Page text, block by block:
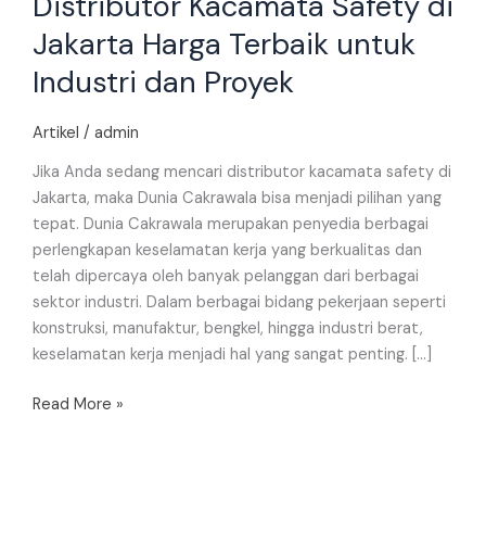
Jakarta Harga Terbaik untuk
Industri dan Proyek
Artikel / admin
Jika Anda sedang mencari distributor kacamata safety di
Jakarta, maka Dunia Cakrawala bisa menjadi pilihan yang
tepat. Dunia Cakrawala merupakan penyedia berbagai
perlengkapan keselamatan kerja yang berkualitas dan
telah dipercaya oleh banyak pelanggan dari berbagai
sektor industri. Dalam berbagai bidang pekerjaan seperti
konstruksi, manufaktur, bengkel, hingga industri berat,
keselamatan kerja menjadi hal yang sangat penting. […]
Read More »